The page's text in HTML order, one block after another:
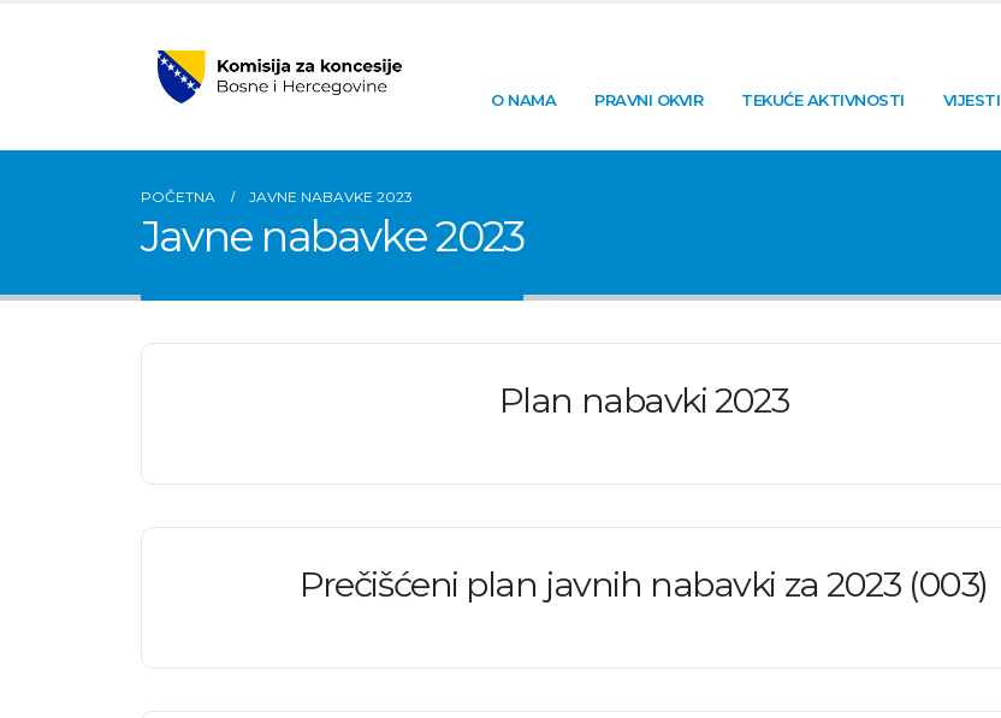
O NAMA PRAVNI OKVIR TEKUĆE AKTIVNOSTI VIJESTI
POČETNA JAVNE NABAVKE 2023
Javne nabavke 2023
Plan nabavki 2023
Prečišćeni plan javnih nabavki za 2023 (003)